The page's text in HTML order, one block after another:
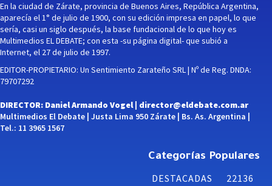
En la ciudad de Zárate, provincia de Buenos Aires, República Argentina,
aparecía el 1° de julio de 1900, con su edición impresa en papel, lo que
sería, casi un siglo después, la base fundacional de lo que hoy es
Multimedios EL DEBATE; con esta -su página digital- que subió a
Internet, el 27 de julio de 1997.
EDITOR-PROPIETARIO: Un Sentimiento Zarateño SRL | Nº de Reg. DNDA:
79707292
DIRECTOR: Daniel Armando Vogel | director@eldebate.com.ar
Multimedios El Debate | Justa Lima 950 Zárate | Bs. As. Argentina |
Tel.: 11 3965 1567
Categorías Populares
DESTACADAS
22136